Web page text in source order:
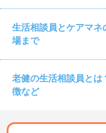
生活相談員とケアマネ
場まで
老健の生活相談員と
徴など